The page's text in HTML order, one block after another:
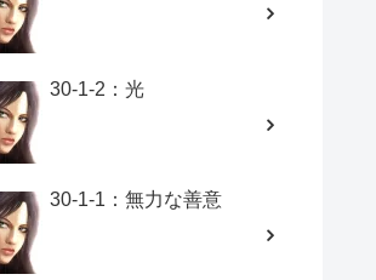
30-1-2：光
30-1-1：無力な善意